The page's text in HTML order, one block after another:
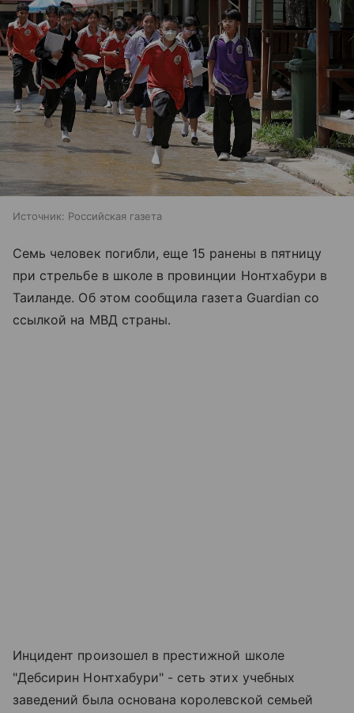
Источник: Российская газета
Семь человек погибли, еще 15 ранены в пятницу
при стрельбе в школе в провинции Нонтхабури в
Таиланде. Об этом сообщила газета Guardian со
ссылкой на МВД страны.
Инцидент произошел в престижной школе
"Дебсирин Нонтхабури" - сеть этих учебных
заведений была основана королевской семьей